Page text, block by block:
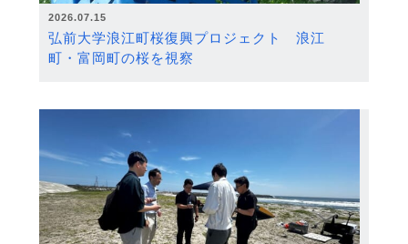
2026.07.15
弘前大学浪江町桜復興プロジェクト 浪江
町・富岡町の桜を視察